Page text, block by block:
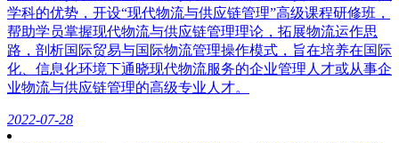
学科的优势，开设“现代物流与供应链管理”高级课程研修班，
帮助学员掌握现代物流与供应链管理理论，拓展物流运作思
路，剖析国际贸易与国际物流管理操作模式，旨在培养在国际
化、信息化环境下通晓现代物流服务的企业管理人才或从事企
业物流与供应链管理的高级专业人才。
2022-07-28